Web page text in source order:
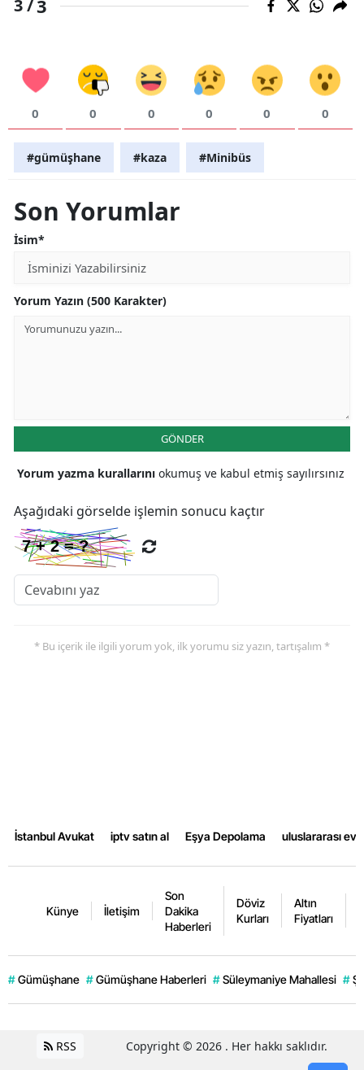
Yalova
Kilis
Osmaniye
Düzce
3 /3
0 0 0 0 0 0
#gümüşhane #kaza #Minibüs
Son Yorumlar
İsim*
Yorum Yazın (500 Karakter)
GÖNDER
Yorum yazma kurallarını okumuş ve kabul etmiş sayılırsınız
Aşağıdaki görselde işlemin sonucu kaçtır
* Bu içerik ile ilgili yorum yok, ilk yorumu siz yazın, tartışalım *
İstanbul Avukat iptv satın al Eşya Depolama uluslararası
Künye İletişim
Son
Dakika
Haberleri
Döviz
Kurları
Altın
Fiyatları
# Gümüşhane # Gümüşhane Haberleri # Süleymaniye Mahallesi #
RSS Copyright © 2026 . Her hakkı saklıdır.